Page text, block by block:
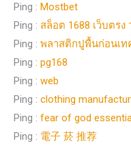
Ping : Mostbet
Ping : สล็อต 1688 เว็บตรง
Ping : พลาสติกปูพื้นก่อนเท
Ping : pg168
Ping : web
Ping : clothing
Ping : fear of god
Ping : 電子 菸 推荐